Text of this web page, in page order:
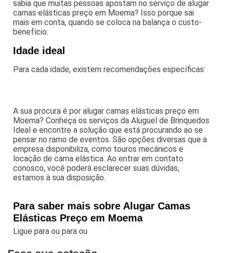
sabia que muitas pessoas apostam no serviço de alugar
camas elásticas preço em Moema? Isso porque sai
mais em conta, quando se coloca na balança o custo-
benefício.
Idade ideal
Para cada idade, existem recomendações específicas:
A sua procura é por alugar camas elásticas preço em
Moema? Conheça os serviços da Aluguel de Brinquedos
Ideal e encontre a solução que está procurando ao se
pensar no ramo de eventos. São opções diversas que a
empresa disponibiliza, como touros mecânicos e
locação de cama elástica. Ao entrar em contato
conosco, você poderá esclarecer suas dúvidas,
estamos à sua disposição.
Para saber mais sobre Alugar Camas
Elásticas Preço em Moema
Ligue paraou paraou